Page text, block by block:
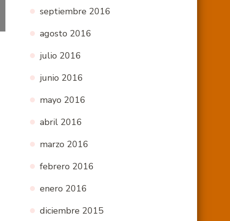
septiembre 2016
agosto 2016
julio 2016
junio 2016
mayo 2016
abril 2016
marzo 2016
febrero 2016
enero 2016
diciembre 2015